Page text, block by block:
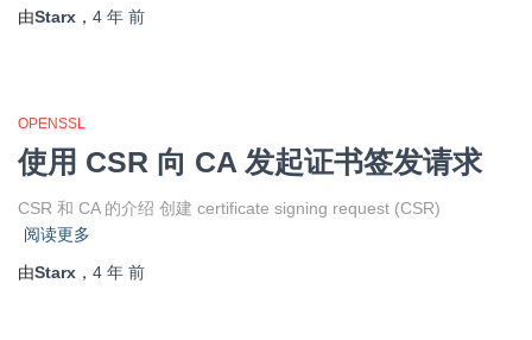
由Starx ， 4 年 前
OPENSSL
使用 CSR 向 CA 发起证书签发请求
CSR 和 CA 的介绍 创建 certificate signing request (CSR)
阅读更多
由Starx ， 4 年 前